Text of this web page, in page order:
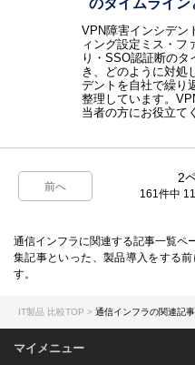
のタイムライン
VPN障害インシデン
ィング設定ミス・フ
り・SSO認証断のタ
き、どのように対処
デントを自社で繰り
整理しています。
当者の方にお役立て
前へ
2
161件中
通信インフラに関連する記事一覧ペ
集記事といった、製品導入をする
す。
IT製品 比較TOP 通信インフラの関連記
マイメニュー